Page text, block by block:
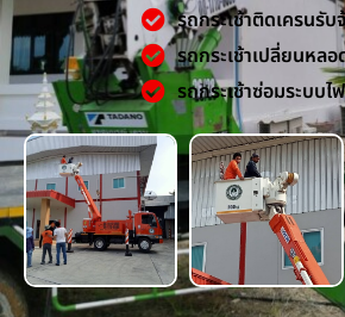
รถกระเช้าติดเครนรับ
รถกระเช้าเปลี่ยนหลอ
รถกระเช้าซ่อมระบบไ